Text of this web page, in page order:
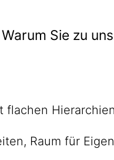
Warum Sie zu
flachen Hierarchien
Raum für